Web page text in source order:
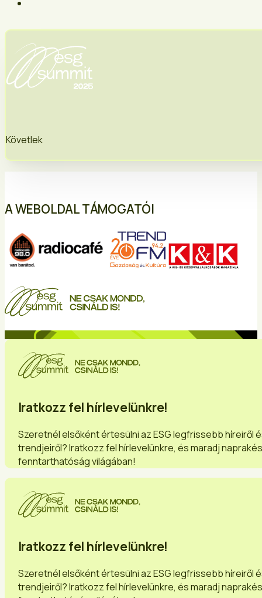
Követlek
A WEBOLDAL TÁMOGATÓI
Iratkozz fel hírlevelünkre!
Szeretnél elsőként értesülni az ESG legfrissebb híreiről
trendjeiről? Iratkozz fel hírlevelünkre, és maradj
fenntarthatóság világában!
Iratkozz fel hírlevelünkre!
Szeretnél elsőként értesülni az ESG legfrissebb híreiről
trendjeiről? Iratkozz fel hírlevelünkre, és maradj